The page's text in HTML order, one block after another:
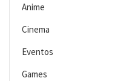
Anime
Cinema
Eventos
Games